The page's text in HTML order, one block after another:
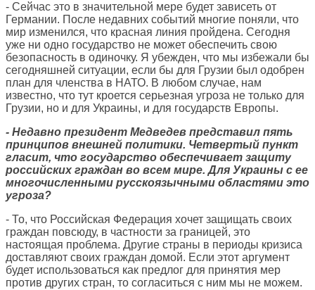
- Сейчас это в значительной мере будет зависеть от
Германии. После недавних событий многие поняли, что
мир изменился, что красная линия пройдена. Сегодня
уже ни одно государство не может обеспечить свою
безопасность в одиночку. Я убежден, что мы избежали бы
сегодняшней ситуации, если бы для Грузии был одобрен
план для членства в НАТО. В любом случае, нам
известно, что тут кроется серьезная угроза не только для
Грузии, но и для Украины, и для государств Европы.
- Недавно президент Медведев представил пять
принципов внешней политики. Четвертый пункт
гласит, что государство обеспечивает защиту
российских граждан во всем мире. Для Украины с ее
многочисленными русскоязычными областями это
угроза?
- То, что Российская Федерация хочет защищать своих
граждан повсюду, в частности за границей, это
настоящая проблема. Другие страны в периоды кризиса
доставляют своих граждан домой. Если этот аргумент
будет использоваться как предлог для принятия мер
против других стран, то согласиться с ним мы не можем.